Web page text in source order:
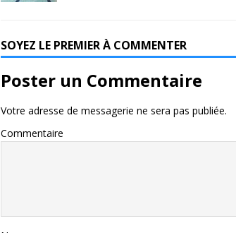
SOYEZ LE PREMIER À COMMENTER
Poster un Commentaire
Votre adresse de messagerie ne sera pas publiée.
Commentaire